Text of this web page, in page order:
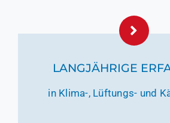
LANGJÄHRIGE
in Klima-, Lüftungs- und